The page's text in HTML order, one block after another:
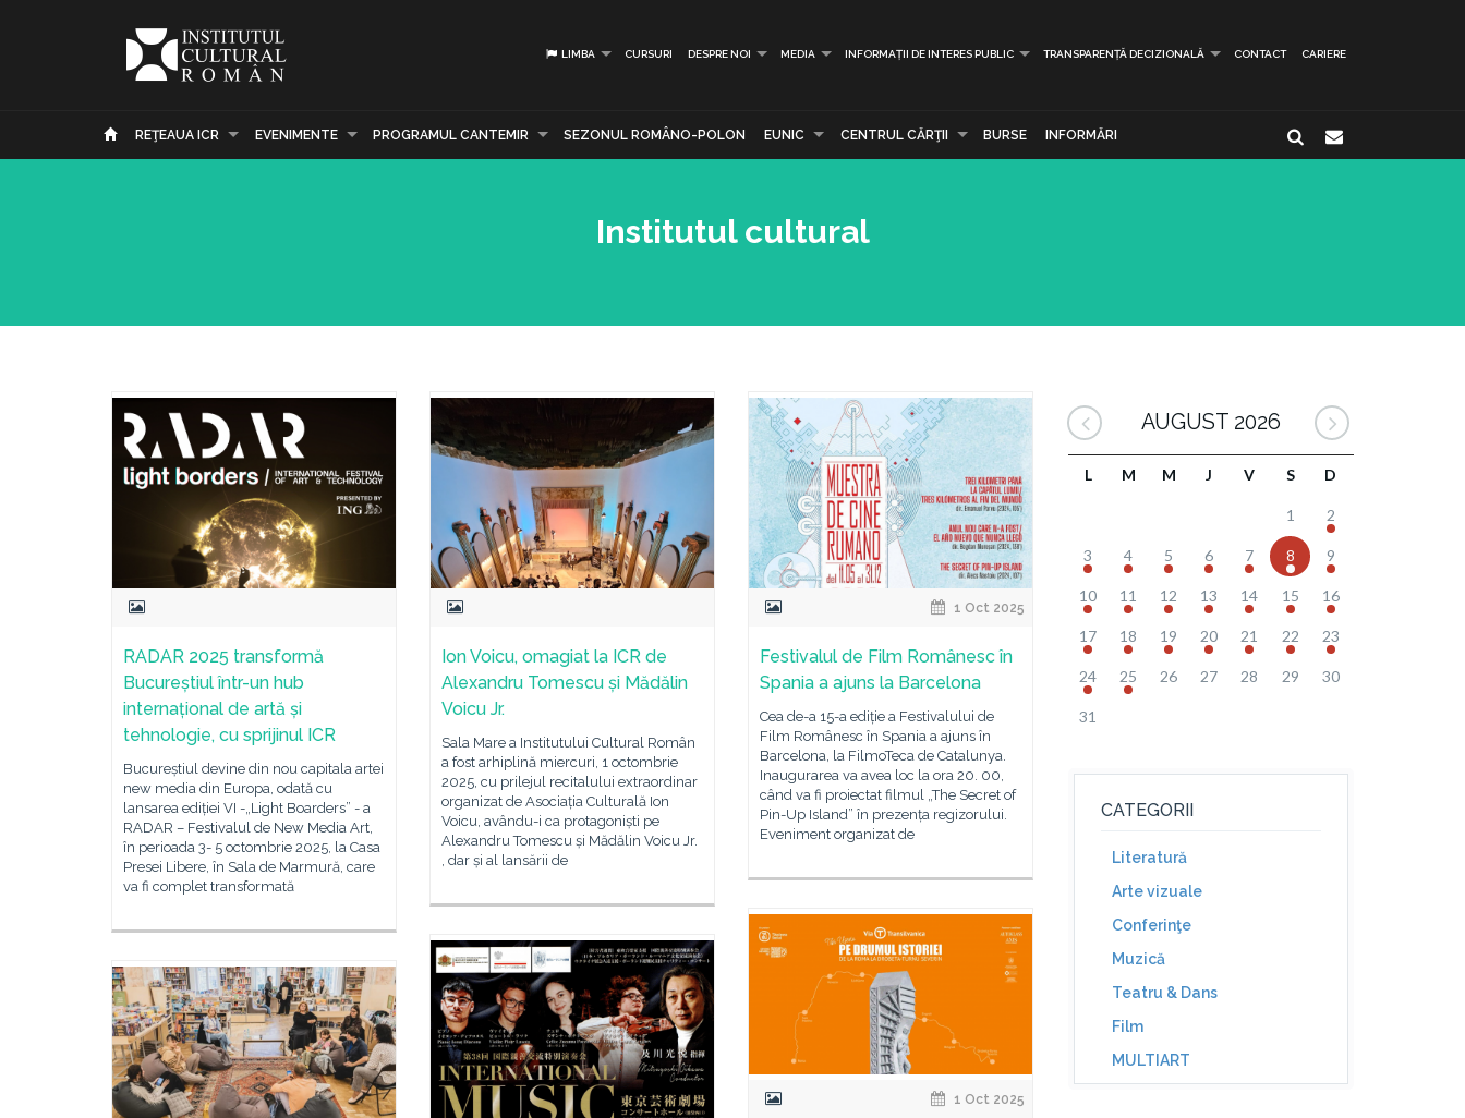
LIMBA CURSURI DESPRE NOI MEDIA INFORMAȚII DE INTERES PUBLIC TRANSPARENȚĂ DECIZIONALĂ CONTACT CARIERE
REŢEAUA ICR EVENIMENTE PROGRAMUL CANTEMIR SEZONUL ROMÂNO-POLON EUNIC CENTRUL CĂRŢII BURSE INFORMĂRI
Institutul cultural
RADAR 2025 transformă
Bucureștiul într-un hub
internațional de artă și
tehnologie, cu sprijinul ICR
Bucureștiul devine din nou capitala artei
new media din Europa, odată cu
lansarea ediției VI -„Light Boarders” - a
RADAR – Festivalul de New Media Art,
în perioada 3- 5 octombrie 2025, la Casa
Presei Libere, în Sala de Marmură, care
va fi complet transformată
Ion Voicu, omagiat la ICR de
Alexandru Tomescu și Mădălin
Voicu Jr.
Sala Mare a Institutului Cultural Român
a fost arhiplină miercuri, 1 octombrie
2025, cu prilejul recitalului extraordinar
organizat de Asociația Culturală Ion
Voicu, avându-i ca protagoniști pe
Alexandru Tomescu și Mădălin Voicu Jr.
, dar și al lansării de
1 Oct 2025
Festivalul de Film Românesc în
Spania a ajuns la Barcelona
Cea de-a 15-a ediție a Festivalului de
Film Românesc în Spania a ajuns în
Barcelona, la FilmoTeca de Catalunya.
Inaugurarea va avea loc la ora 20. 00,
când va fi proiectat filmul „The Secret of
Pin-Up Island” în prezența regizorului.
Eveniment organizat de
1 Oct 2025
AUGUST 2026
L M M J V S D
1 2
3 4 5 6 7 8 9
10 11 12 13 14 15 16
17 18 19 20 21 22 23
24 25 26 27 28 29 30
31
CATEGORII
Literatură
Arte vizuale
Conferinţe
Muzică
Teatru & Dans
Film
MULTIART